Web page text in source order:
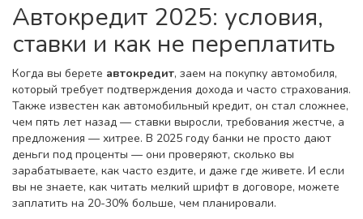
Автокредит 2025: условия,
ставки и как не переплатить
Когда вы берете автокредит, заем на покупку автомобиля,
который требует подтверждения дохода и часто страхования.
Также известен как автомобильный кредит, он стал сложнее,
чем пять лет назад — ставки выросли, требования жестче, а
предложения — хитрее. В 2025 году банки не просто дают
деньги под проценты — они проверяют, сколько вы
зарабатываете, как часто ездите, и даже где живете. И если
вы не знаете, как читать мелкий шрифт в договоре, можете
заплатить на 20-30% больше, чем планировали.